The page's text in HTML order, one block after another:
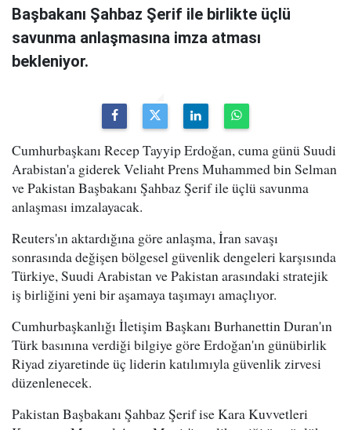
Başbakanı Şahbaz Şerif ile birlikte üçlü
savunma anlaşmasına imza atması
bekleniyor.
Cumhurbaşkanı Recep Tayyip Erdoğan, cuma günü Suudi
Arabistan'a giderek Veliaht Prens Muhammed bin Selman
ve Pakistan Başbakanı Şahbaz Şerif ile üçlü savunma
anlaşması imzalayacak.
Reuters'ın aktardığına göre anlaşma, İran savaşı
sonrasında değişen bölgesel güvenlik dengeleri karşısında
Türkiye, Suudi Arabistan ve Pakistan arasındaki stratejik
iş birliğini yeni bir aşamaya taşımayı amaçlıyor.
Cumhurbaşkanlığı İletişim Başkanı Burhanettin Duran'ın
Türk basınına verdiği bilgiye göre Erdoğan'ın günübirlik
Riyad ziyaretinde üç liderin katılımıyla güvenlik zirvesi
düzenlenecek.
Pakistan Başbakanı Şahbaz Şerif ise Kara Kuvvetleri